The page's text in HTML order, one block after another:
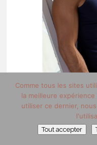
Comme tous les sites
la meilleure
utiliser ce dernier,
Tout accepter